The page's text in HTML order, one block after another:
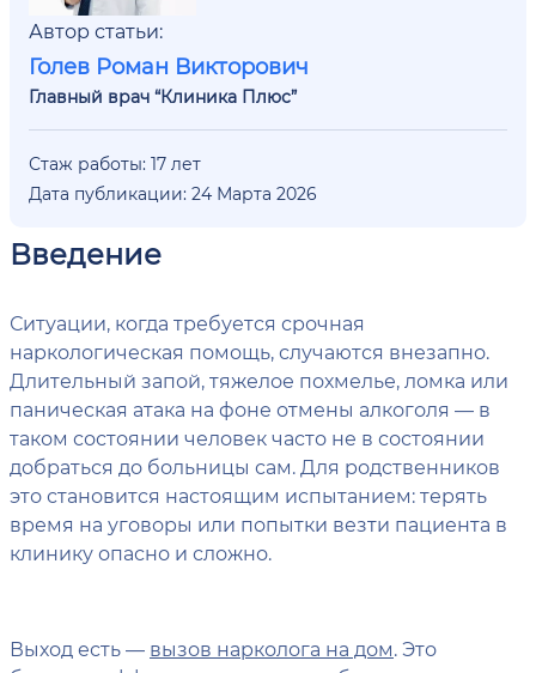
Автор статьи:
Голев Роман Викторович
Главный врач “Клиника Плюс”
Стаж работы: 17 лет
Дата публикации: 24 Марта 2026
Введение
Ситуации, когда требуется срочная
наркологическая помощь, случаются внезапно.
Длительный запой, тяжелое похмелье, ломка или
паническая атака на фоне отмены алкоголя — в
таком состоянии человек часто не в состоянии
добраться до больницы сам. Для родственников
это становится настоящим испытанием: терять
время на уговоры или попытки везти пациента в
клинику опасно и сложно.
Выход есть — вызов нарколога на дом. Это